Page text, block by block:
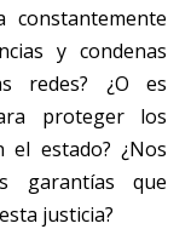
constantemente
y condenas
redes? ¿O es
proteger los
el estado? ¿Nos
garantías que
justicia?